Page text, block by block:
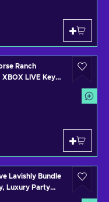
Ranch
XBOX LIVE Key
Lavishly Bundle
Luxury Party
(DLC) XBOX